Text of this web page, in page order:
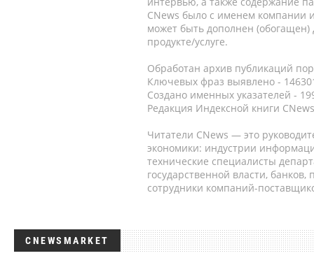
CNews было с именем компании
может быть дополнен
продукте/услуге.
Обработан архив публикаций
Ключевых фраз выявлено -
Создано именных указателей -
Редакция Индексной книги
Читатели CNews — это
экономики: индустрии
технические специалисты
государственной власти,
сотрудники компаний-
CNEWSMARKET